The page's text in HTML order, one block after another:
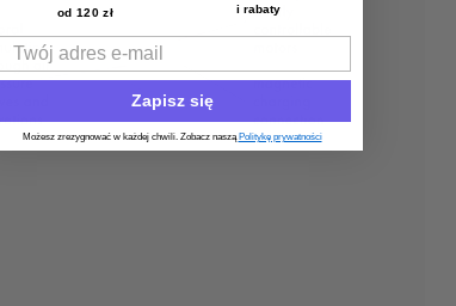
od 120 zł
i rabaty
Email
Zapisz się
Możesz zrezygnować w każdej chwili. Zobacz naszą Politykę prywatności